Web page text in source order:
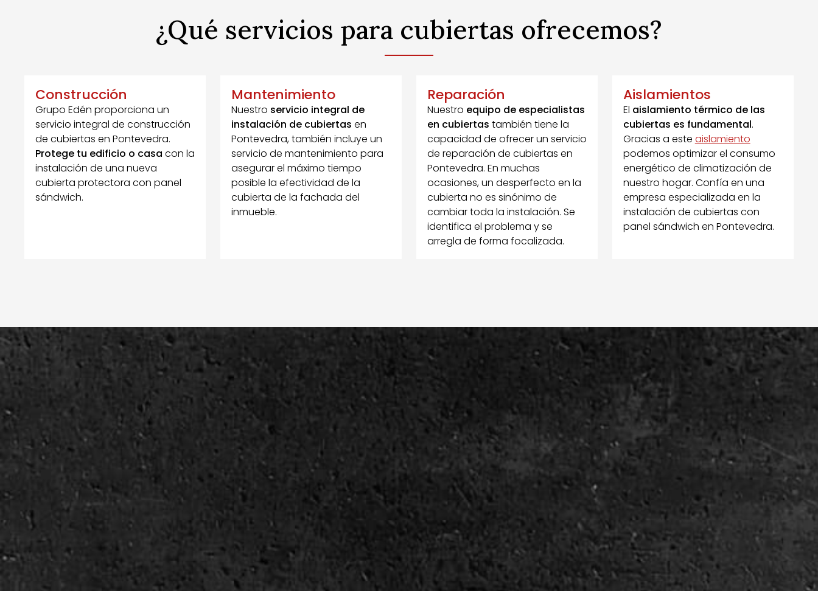
¿Qué servicios para cubiertas ofrecemos?
Construcción
Grupo Edén proporciona un
servicio integral de construcción
de cubiertas en Pontevedra.
Protege tu edificio o casa con la
instalación de una nueva
cubierta protectora con panel
sándwich.
Mantenimiento
Nuestro servicio integral de
instalación de cubiertas en
Pontevedra, también incluye un
servicio de mantenimiento para
asegurar el máximo tiempo
posible la efectividad de la
cubierta de la fachada del
inmueble.
Reparación
Nuestro equipo de especialistas
en cubiertas también tiene la
capacidad de ofrecer un servicio
de reparación de cubiertas en
Pontevedra. En muchas
ocasiones, un desperfecto en la
cubierta no es sinónimo de
cambiar toda la instalación. Se
identifica el problema y se
arregla de forma focalizada.
Aislamientos
El aislamiento térmico de las
cubiertas es fundamental.
Gracias a este aislamiento
podemos optimizar el consumo
energético de climatización de
nuestro hogar. Confía en una
empresa especializada en la
instalación de cubiertas con
panel sándwich en Pontevedra.